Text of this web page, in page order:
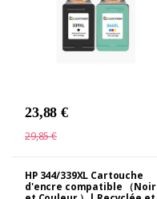
23,88 €
29,85 €
HP 344/339XL Cartouche
d'encre compatible （Noir